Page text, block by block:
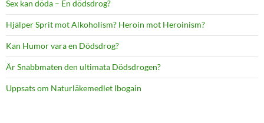
Sex kan döda – En dödsdrog?
Hjälper Sprit mot Alkoholism? Heroin mot Heroinism?
Kan Humor vara en Dödsdrog?
Är Snabbmaten den ultimata Dödsdrogen?
Uppsats om Naturläkemedlet Ibogain